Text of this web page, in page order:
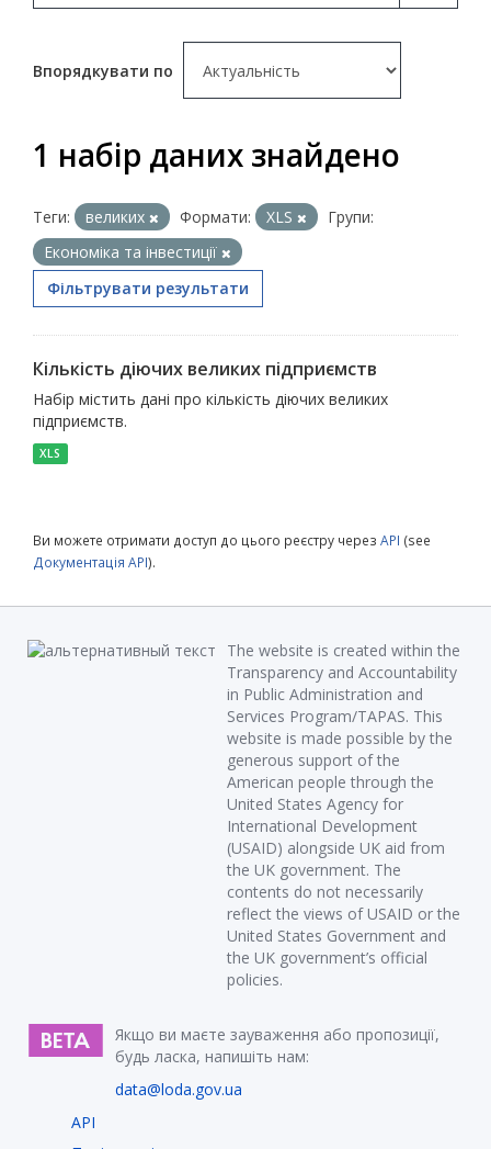
Впорядкувати по
1 набір даних знайдено
Теги: великих Формати: XLS
Групи:
Економіка та інвестиції
Фільтрувати результати
Кількість діючих великих підприємств
Набір містить дані про кількість діючих великих
підприємств.
XLS
Ви можете отримати доступ до цього реєстру через API (see
Документація API).
The website is created within the
Transparency and Accountability
in Public Administration and
Services Program/TAPAS. This
website is made possible by the
generous support of the
American people through the
United States Agency for
International Development
(USAID) alongside UK aid from
the UK government. The
contents do not necessarily
reflect the views of USAID or the
United States Government and
the UK government’s official
policies.
Якщо ви маєте зауваження або пропозиції,
будь ласка, напишіть нам:
data@loda.gov.ua
API